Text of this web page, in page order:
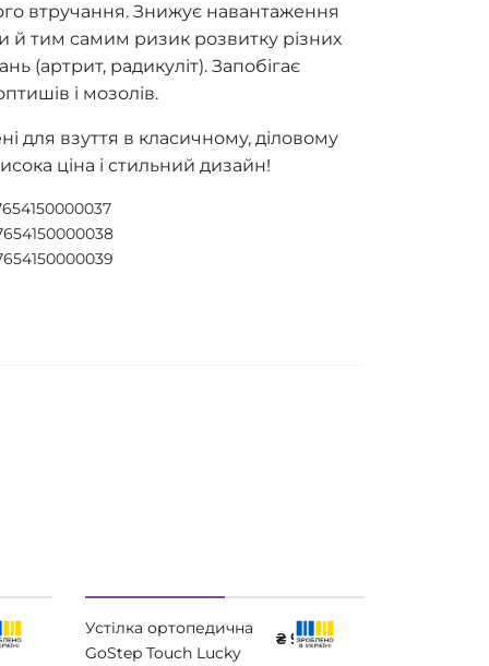
втручання. Знижує навантаження
й тим самим ризик розвитку різних
(артрит, радикуліт). Запобігає
і мозолів.
для взуття в класичному, діловому
ціна і стильний дизайн!
Устілка ортопедична
GoStep Touch Lucky
₴ 950